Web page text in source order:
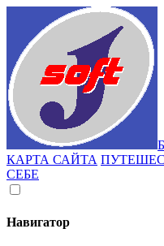
КАРТА САЙТА
СЕБЕ
Навигатор